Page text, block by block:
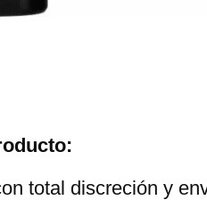
total discreción y